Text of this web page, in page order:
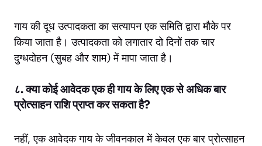
गाय की दूध उत्पादकता का सत्यापन एक समिति द्वारा मौके पर
किया जाता है। उत्पादकता को लगातार दो दिनों तक चार
दुग्धदोहन (सुबह और शाम) में मापा जाता है।
८. क्या कोई आवेदक एक ही गाय के लिए एक से अधिक बार
प्रोत्साहन राशि प्राप्त कर सकता है?
नहीं, एक आवेदक गाय के जीवनकाल में केवल एक बार प्रोत्साहन